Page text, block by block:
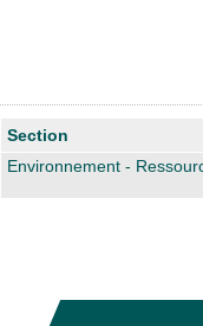
Section
Environnement -